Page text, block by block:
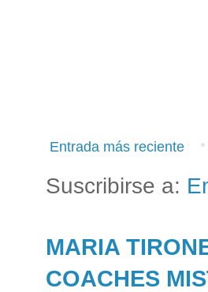
Entrada más reciente
Suscribirse a:
MARIA
COACHES